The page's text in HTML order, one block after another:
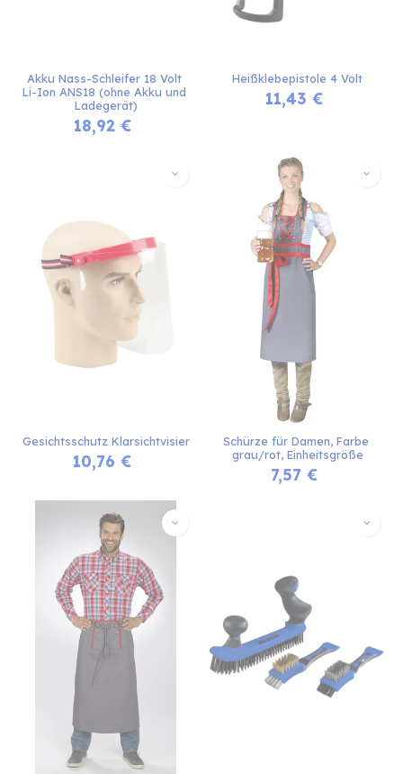
Akku Nass-Schleifer 18 Volt
Li-Ion ANS18 (ohne Akku und
Ladegerät)
18,92€
Heißklebepistole 4 Volt
11,43 €
Gesichtsschutz Klarsichtvisier
10,76 €
Schürze für Damen, Farbe
grau/rot, Einheitsgröße
7,57 €